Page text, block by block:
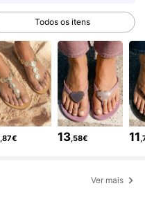
Todos os itens
,87€ 13,58€ 11
Ver mais